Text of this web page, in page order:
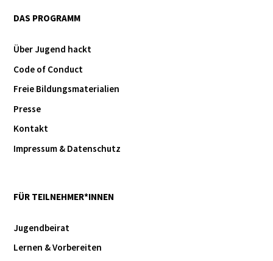
DAS PROGRAMM
Über Jugend hackt
Code of Conduct
Freie Bildungsmaterialien
Presse
Kontakt
Impressum & Datenschutz
FÜR TEILNEHMER*INNEN
Jugendbeirat
Lernen & Vorbereiten